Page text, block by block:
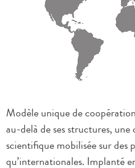
Modèle unique de
au-delà de ses structures,
scientifique mobilisée sur des
qu’internationales. Implanté